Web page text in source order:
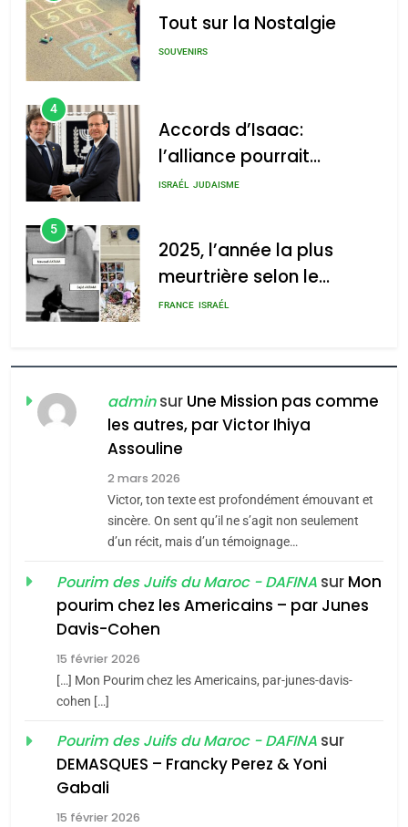
לע"מ Photos By
: Haim Zach /
GPO
2025, l’année la plus
meurtrière selon le rapport
l’antisémitisme
admin 0
Tout sur la Nostalgie
SOUVENIRS
4
Accords d’Isaac:
l’alliance pourrait
s’étendre à 13 pays
ISRAÉL JUDAISME
5
2025, l’année la plus
meurtrière selon le
rapport d’ADL contre
FRANCE ISRAÉL
FIÈRE, DIGNE ET RÉSILIENTE :
POURQUOI JE REVENDIQUE
MA JUDAÏTE par Thérèse
Zrihen-Dvir
ISRAÉL JUDAISME
CE QUI NOUS MANQUE –
Jacques Hadida
JUDAISME
Maroc : Les amandes de
Tafraout, le miel de Tadla
du terroir
Oeil ravageur – Vanessa
De Loya Stauber
adminsur Une Mission pas comme
les autres, par Victor Ihiya
Assouline
2 mars 2026
Victor, ton texte est profondément émouvant et
sincère. On sent qu’il ne s’agit non seulement
d’un récit, mais d’un témoignage…
Pourim des Juifs du Maroc - DAFINA sur Mon
pourim chez les Americains – par Junes
Davis-Cohen
15 février 2026
[…] Mon Pourim chez les Americains, par-junes-davis-
cohen […]
Pourim des Juifs du Maroc - DAFINA sur
DEMASQUES – Francky Perez & Yoni
Gabali
15 février 2026